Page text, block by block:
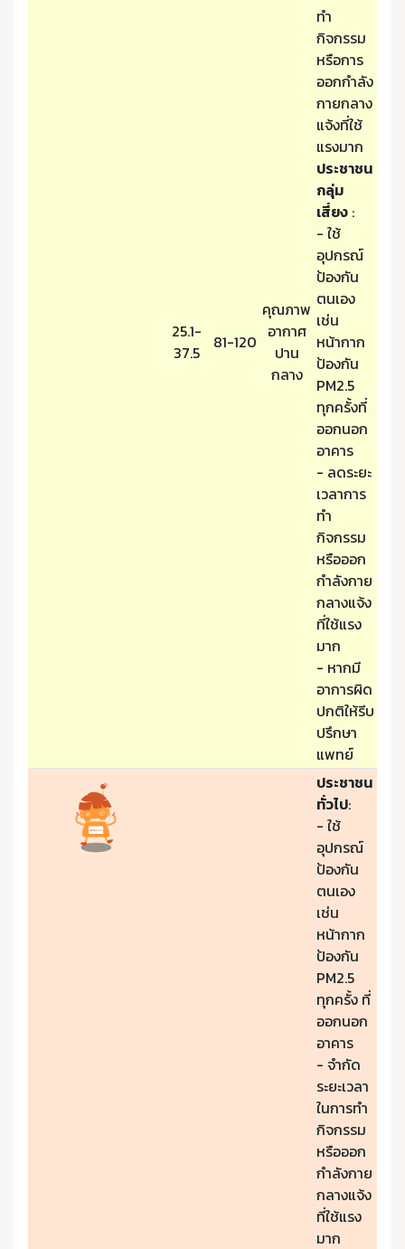
25.1-
37.5
81-120
คุณภาพ
อากาศ
ปาน
กลาง
ทำ
กิจกรรม
หรือการ
ออกกำลัง
กายกลาง
แจ้งที่ใช้
แรงมาก
ประชาชน
กลุ่ม
เสี่ยง :
- ใช้
อุปกรณ์
ป้องกัน
ตนเอง
เช่น
หน้ากาก
ป้องกัน
PM2.5
ทุกครั้งที่
ออกนอก
อาคาร
- ลดระยะ
เวลาการ
ทำ
กิจกรรม
หรือออก
กำลังกาย
กลางแจ้ง
ที่ใช้แรง
มาก
- หากมี
อาการผิด
ปกติให้รีบ
ปรึกษา
แพทย์
ประชาชน
ทั่วไป:
- ใช้
อุปกรณ์
ป้องกัน
ตนเอง
เช่น
หน้ากาก
ป้องกัน
PM2.5
ทุกครั้ง ที่
ออกนอก
อาคาร
- จำกัด
ระยะเวลา
ในการทำ
กิจกรรม
หรือออก
กำลังกาย
กลางแจ้ง
ที่ใช้แรง
มาก